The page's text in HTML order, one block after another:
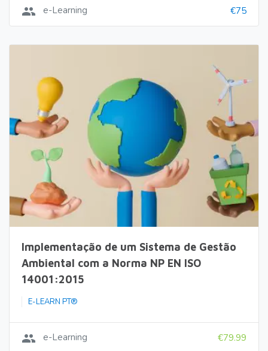
group e-Learning €75
Implementação de um Sistema de Gestão
Ambiental com a Norma NP EN ISO
14001:2015
E-LEARN PT®
group e-Learning €79.99